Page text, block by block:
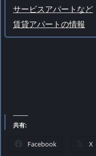
サービスアパートなど
賃貸アパートの情報
共有:
Facebook X